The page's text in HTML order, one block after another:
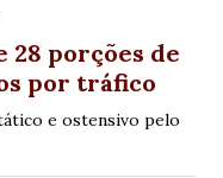
porções de
por tráfico
e ostensivo pelo